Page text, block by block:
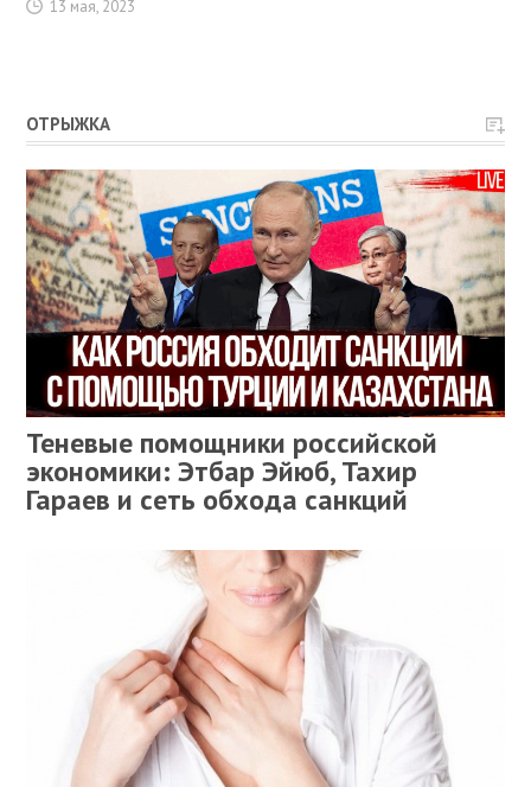
13 мая, 2023
ОТРЫЖКА
Теневые помощники российской
экономики: Этбар Эйюб, Тахир
Гараев и сеть обхода санкций